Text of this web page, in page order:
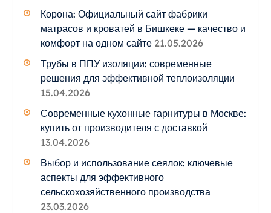
Корона: Официальный сайт фабрики
матрасов и кроватей в Бишкеке — качество и
комфорт на одном сайте 21.05.2026
Трубы в ППУ изоляции: современные
решения для эффективной теплоизоляции
15.04.2026
Современные кухонные гарнитуры в Москве:
купить от производителя с доставкой
13.04.2026
Выбор и использование сеялок: ключевые
аспекты для эффективного
сельскохозяйственного производства
23.03.2026